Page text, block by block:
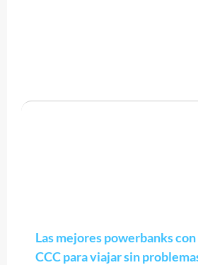
Las mejores powerbanks
CCC para viajar sin